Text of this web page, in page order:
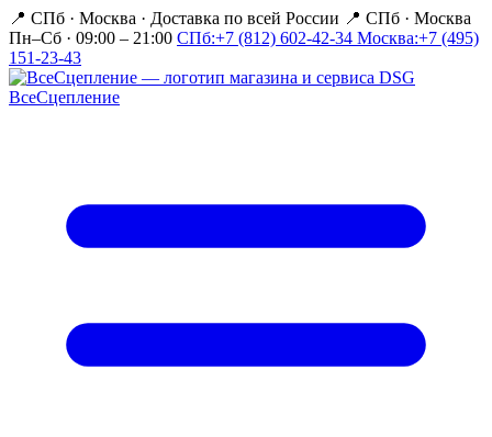
📍 СПб · Москва · Доставка по всей России 📍 СПб · Москва
Пн–Сб · 09:00 – 21:00 СПб:+7 (812) 602-42-34 Москва:+7 (495)
151-23-43
ВсеСцепление